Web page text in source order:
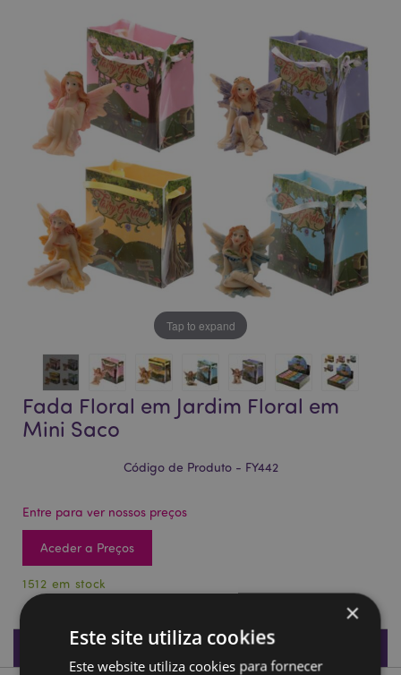
Galeria
imagens
Galeria
imagens
Tap to expand
Fada Floral em Jardim Floral em
Mini Saco
Código de Produto - FY442
Entre para ver nossos preços
Aceder a Preços
1512 em stock
Especificações do Produto
×
Este site utiliza cookies
Este website utiliza cookies para fornecer